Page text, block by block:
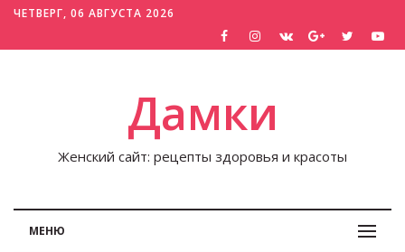
ЧЕТВЕРГ, 06 АВГУСТА 2026
Дамки
Женский сайт: рецепты здоровья и красоты
МЕНЮ